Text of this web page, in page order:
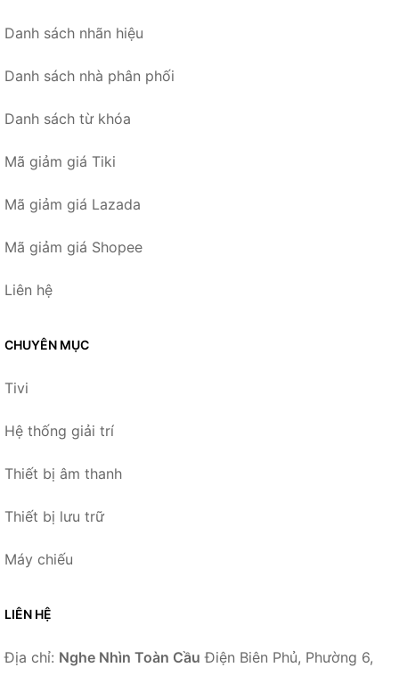
Danh sách nhãn hiệu
Danh sách nhà phân phối
Danh sách từ khóa
Mã giảm giá Tiki
Mã giảm giá Lazada
Mã giảm giá Shopee
Liên hệ
CHUYÊN MỤC
Tivi
Hệ thống giải trí
Thiết bị âm thanh
Thiết bị lưu trữ
Máy chiếu
LIÊN HỆ
Địa chỉ: Nghe Nhìn Toàn Cầu Điện Biên Phủ, Phường 6,